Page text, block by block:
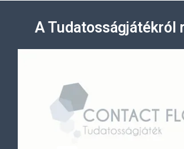
A Tudatosságjátékról